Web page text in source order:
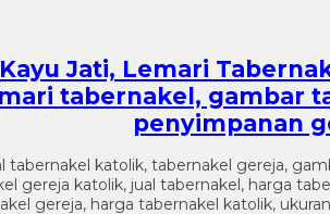
Jati, Lemari
tabernakel, gambar
penyimpanan